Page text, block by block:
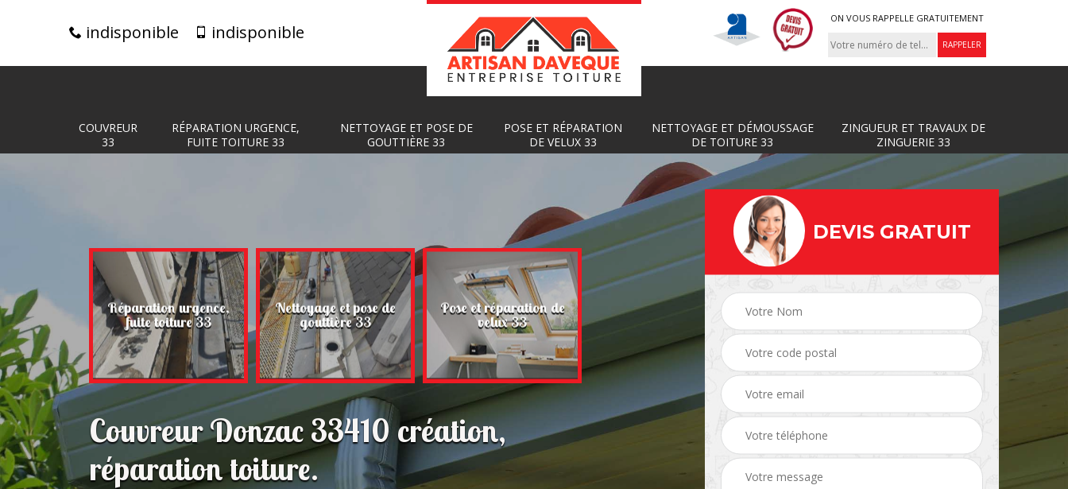
indisponible indisponible
ON VOUS RAPPELLE GRATUITEMENT
COUVREUR
33
RÉPARATION URGENCE,
FUITE TOITURE 33
NETTOYAGE ET POSE DE
GOUTTIÈRE 33
POSE ET RÉPARATION
DE VELUX 33
NETTOYAGE ET DÉMOUSSAGE
DE TOITURE 33
ZINGUEUR ET TRAVAUX DE
ZINGUERIE 33
33 Réparation urgence,
fuite toiture 33
Nettoyage et pose de
gouttière 33
Pose et réparation de
velux 33
Nettoyage et
démoussage de toiture Zingueur et travaux de
zinguerie 33 Couvreur 33
Couvreur Donzac 33410 création,
réparation toiture.
DEVIS GRATUIT